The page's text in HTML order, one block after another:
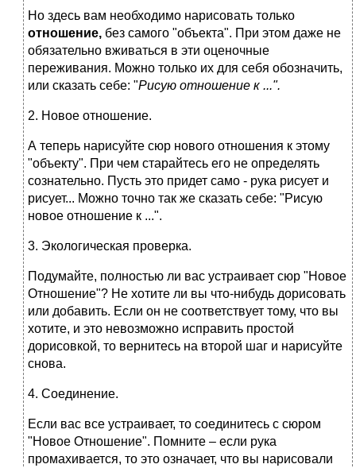
Но здесь вам необходимо нарисовать только
отношение, без самого "объекта". При этом даже не
обязательно вживаться в эти оценочные
переживания. Можно только их для себя обозначить,
или сказать себе: "Рисую отношение к ...".
2. Новое отношение.
А теперь нарисуйте сюр нового отношения к этому
"объекту". При чем старайтесь его не определять
сознательно. Пусть это придет само - рука рисует и
рисует... Можно точно так же сказать себе: "Рисую
новое отношение к ...".
3. Экологическая проверка.
Подумайте, полностью ли вас устраивает сюр "Новое
Отношение"? Не хотите ли вы что-нибудь дорисовать
или добавить. Если он не соответствует тому, что вы
хотите, и это невозможно исправить простой
дорисовкой, то вернитесь на второй шаг и нарисуйте
снова.
4. Соединение.
Если вас все устраивает, то соединитесь с сюром
"Новое Отношение". Помните – если рука
промахивается, то это означает, что вы нарисовали